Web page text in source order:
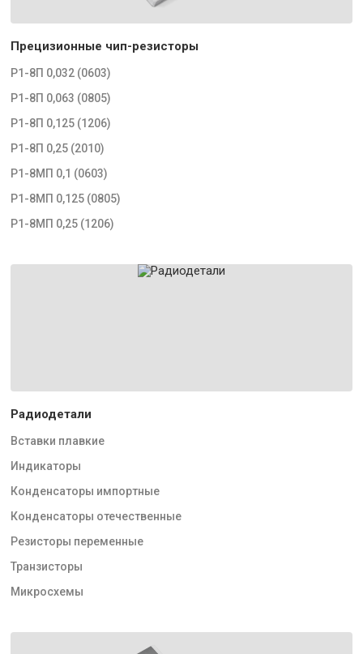
Прецизионные чип-резисторы
Р1-8П 0,032 (0603)
Р1-8П 0,063 (0805)
Р1-8П 0,125 (1206)
Р1-8П 0,25 (2010)
Р1-8МП 0,1 (0603)
Р1-8МП 0,125 (0805)
Р1-8МП 0,25 (1206)
Радиодетали
Вставки плавкие
Индикаторы
Конденсаторы импортные
Конденсаторы отечественные
Резисторы переменные
Транзисторы
Микросхемы